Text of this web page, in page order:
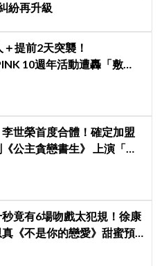
紛再升級
提前2天突襲！
10週年活動遭轟「敷
世榮首度合體！確定加盟
公主貪戀書生》 上演「朝
竟有6場吻戲太犯規！徐康
《不是你的戀愛》甜蜜預